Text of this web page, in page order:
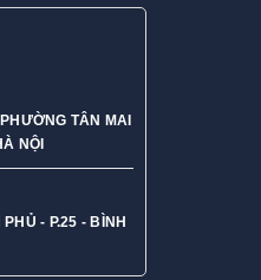
TÂN MAI
NỘI
- P.25 - BÌNH